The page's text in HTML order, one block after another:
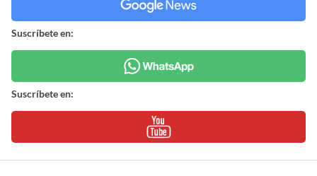
Suscríbete en:
Suscríbete en: